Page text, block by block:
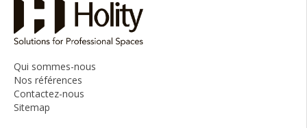
Qui sommes-nous
Nos références
Contactez-nous
Sitemap